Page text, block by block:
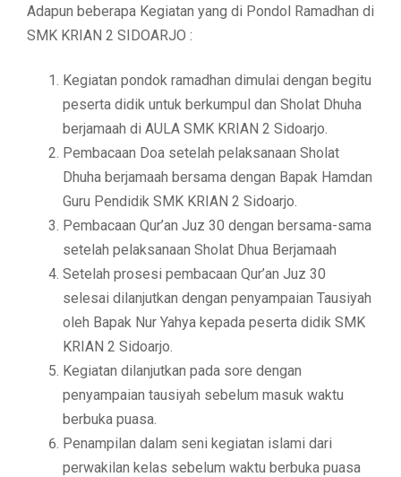
Adapun beberapa Kegiatan yang di Pondol Ramadhan di
SMK KRIAN 2 SIDOARJO :
Kegiatan pondok ramadhan dimulai dengan begitu
peserta didik untuk berkumpul dan Sholat Dhuha
berjamaah di AULA SMK KRIAN 2 Sidoarjo.
Pembacaan Doa setelah pelaksanaan Sholat
Dhuha berjamaah bersama dengan Bapak Hamdan
Guru Pendidik SMK KRIAN 2 Sidoarjo.
Pembacaan Qur’an Juz 30 dengan bersama-sama
setelah pelaksanaan Sholat Dhua Berjamaah
Setelah prosesi pembacaan Qur’an Juz 30
selesai dilanjutkan dengan penyampaian Tausiyah
oleh Bapak Nur Yahya kepada peserta didik SMK
KRIAN 2 Sidoarjo.
Kegiatan dilanjutkan pada sore dengan
penyampaian tausiyah sebelum masuk waktu
berbuka puasa.
Penampilan dalam seni kegiatan islami dari
perwakilan kelas sebelum waktu berbuka puasa